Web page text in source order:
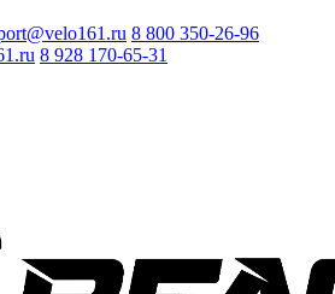
8 800 350-26-96
8 928 170-65-31